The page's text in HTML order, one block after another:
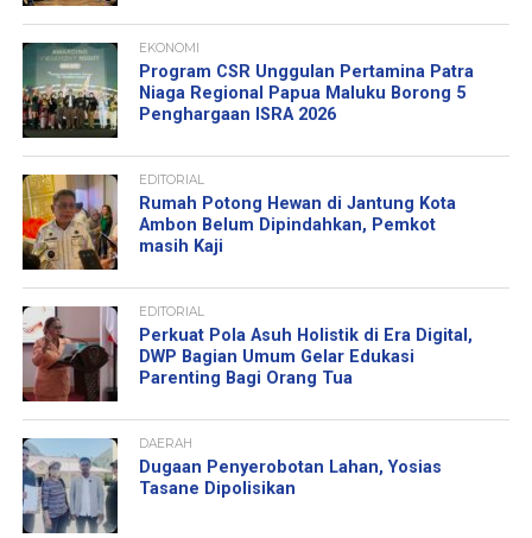
EKONOMI
Program CSR Unggulan Pertamina Patra
Niaga Regional Papua Maluku Borong 5
Penghargaan ISRA 2026
EDITORIAL
Rumah Potong Hewan di Jantung Kota
Ambon Belum Dipindahkan, Pemkot
masih Kaji
EDITORIAL
Perkuat Pola Asuh Holistik di Era Digital,
DWP Bagian Umum Gelar Edukasi
Parenting Bagi Orang Tua
DAERAH
Dugaan Penyerobotan Lahan, Yosias
Tasane Dipolisikan